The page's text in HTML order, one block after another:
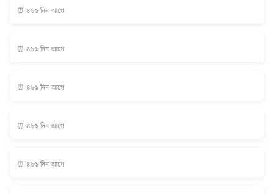
⏰ ৪৮১ দিন আগে
⏰ ৪৮১ দিন আগে
⏰ ৪৮১ দিন আগে
⏰ ৪৮১ দিন আগে
⏰ ৪৮১ দিন আগে